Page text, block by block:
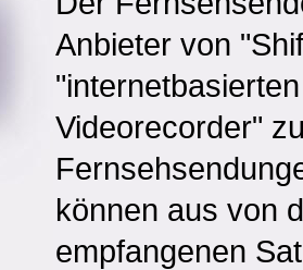
Anbieter von
Videorecorder"
können aus von
empfangenen